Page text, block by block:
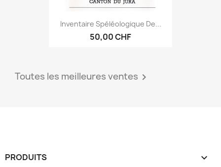
Inventaire Spéléologique De...
50,00 CHF
Toutes les meilleures ventes 
PRODUITS 